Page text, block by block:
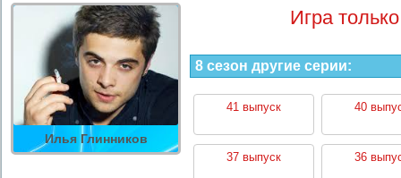
Илья Глинников
Игра
8 сезон другие серии:
41 выпуск 40
37 выпуск 36